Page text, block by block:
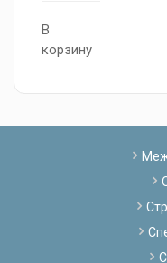
В
корзину